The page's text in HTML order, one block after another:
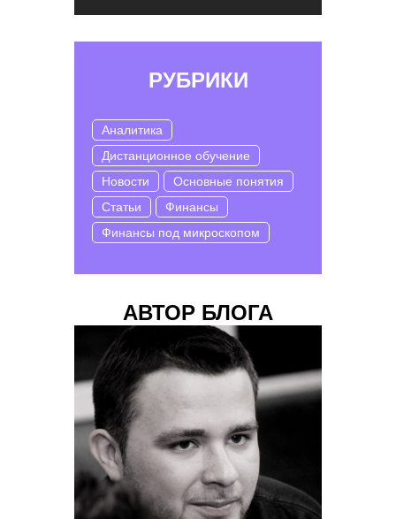
РУБРИКИ
Аналитика
Дистанционное обучение
Новости
Основные понятия
Статьи
Финансы
Финансы под микроскопом
АВТОР БЛОГА